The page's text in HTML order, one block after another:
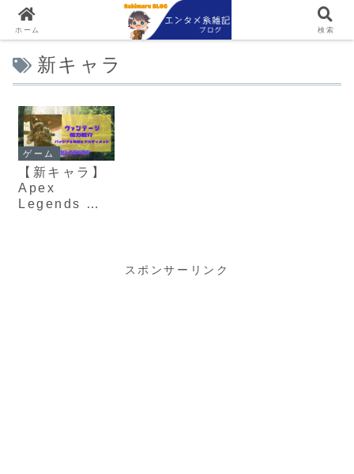
新キャラ
ゲーム
【新キャラ】
Apex
Legends ヴ
スポンサーリンク
ホーム 検索